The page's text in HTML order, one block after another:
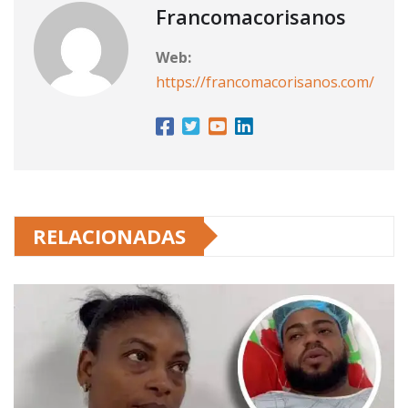
Francomacorisanos
Web:
https://francomacorisanos.com/
RELACIONADAS